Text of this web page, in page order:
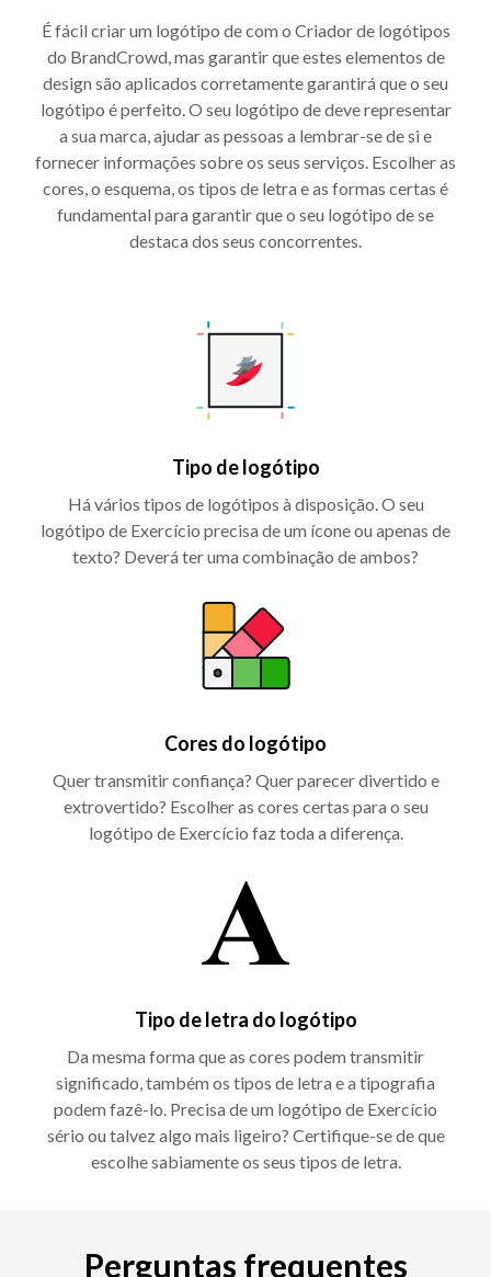
É fácil criar um logótipo de com o Criador de logótipos
do BrandCrowd, mas garantir que estes elementos de
design são aplicados corretamente garantirá que o seu
logótipo é perfeito. O seu logótipo de deve representar
a sua marca, ajudar as pessoas a lembrar-se de si e
fornecer informações sobre os seus serviços. Escolher as
cores, o esquema, os tipos de letra e as formas certas é
fundamental para garantir que o seu logótipo de se
destaca dos seus concorrentes.
Tipo de logótipo
Há vários tipos de logótipos à disposição. O seu
logótipo de Exercício precisa de um ícone ou apenas de
texto? Deverá ter uma combinação de ambos?
Cores do logótipo
Quer transmitir confiança? Quer parecer divertido e
extrovertido? Escolher as cores certas para o seu
logótipo de Exercício faz toda a diferença.
Tipo de letra do logótipo
Da mesma forma que as cores podem transmitir
significado, também os tipos de letra e a tipografia
podem fazê-lo. Precisa de um logótipo de Exercício
sério ou talvez algo mais ligeiro? Certifique-se de que
escolhe sabiamente os seus tipos de letra.
Perguntas frequentes